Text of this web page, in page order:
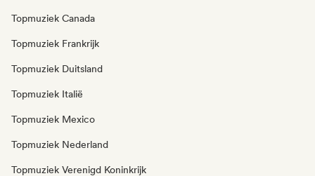
Topmuziek Canada
Topmuziek Frankrijk
Topmuziek Duitsland
Topmuziek Italië
Topmuziek Mexico
Topmuziek Nederland
Topmuziek Verenigd Koninkrijk